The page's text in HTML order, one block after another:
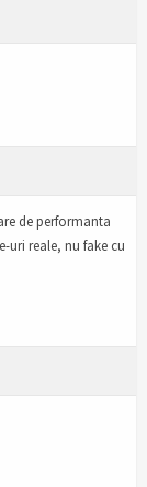
de performanta
uri reale, nu fake cu